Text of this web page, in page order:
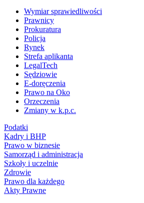
Wymiar sprawiedliwości
Prawnicy
Prokuratura
Policja
Rynek
Strefa aplikanta
LegalTech
Sędziowie
E-doręczenia
Prawo na Oko
Orzeczenia
Zmiany w k.p.c.
Podatki
Kadry i BHP
Prawo w biznesie
Samorząd i administracja
Szkoły i uczelnie
Zdrowie
Prawo dla każdego
Akty Prawne